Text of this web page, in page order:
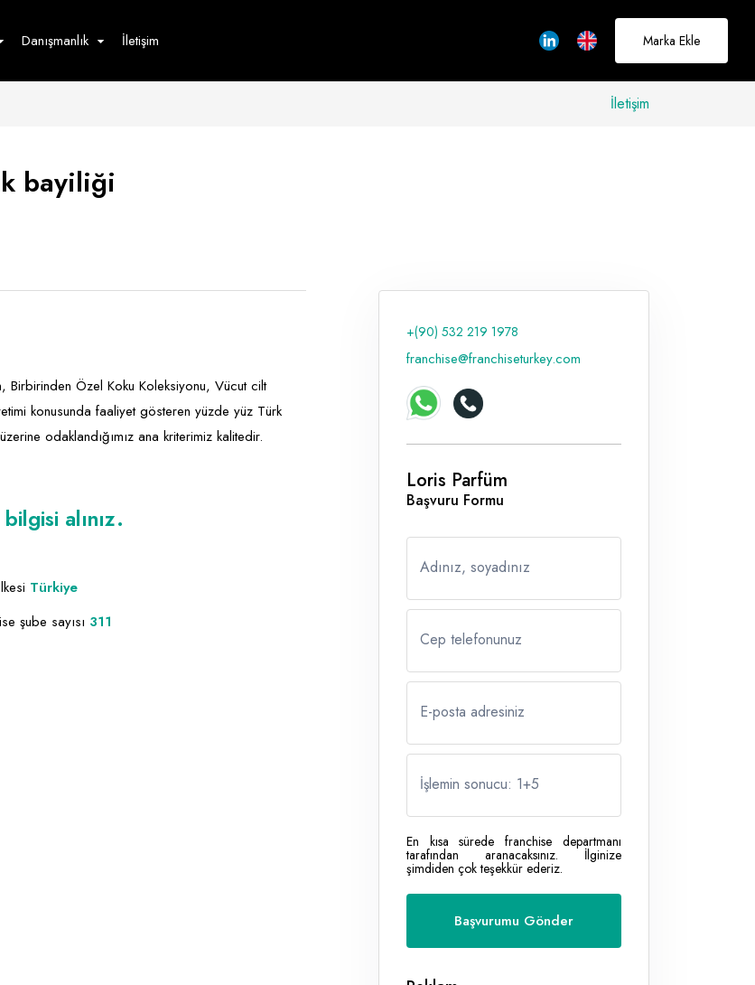
buradayız
Hakkımızda
Danışmanlık İletişim Marka Ekle
İletişim
bayiliği
Birbirinden Özel Koku Koleksiyonu, Vücut cilt
konusunda faaliyet gösteren yüzde yüz Türk
odaklandığımız ana kriterimiz kalitedir.
alınız.
Türkiye
şube sayısı 311
+(90) 532 219 1978
franchise@franchiseturkey.com
Loris Parfüm
Başvuru Formu
Adınız, soyadınız
Cep telefonunuz
E-posta adresiniz
İşlemin sonucu: 1+5
En kısa sürede franchise departmanı
tarafından aranacaksınız. İlginize
şimdiden çok teşekkür ederiz.